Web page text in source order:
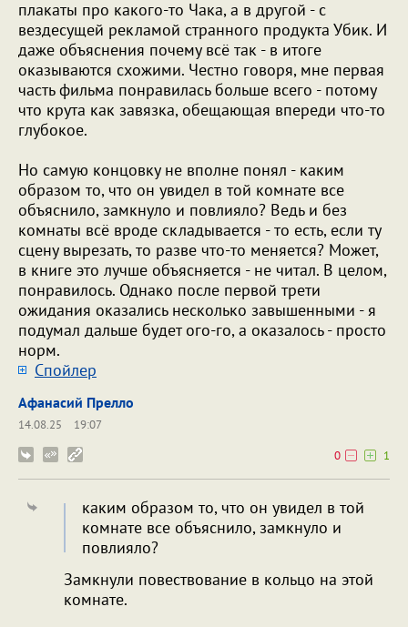
плакаты про какого-то Чака, а в другой - с
вездесущей рекламой странного продукта Убик. И
даже объяснения почему всё так - в итоге
оказываются схожими. Честно говоря, мне первая
часть фильма понравилась больше всего - потому
что крута как завязка, обещающая впереди что-то
глубокое.
Но самую концовку не вполне понял - каким
образом то, что он увидел в той комнате все
объяснило, замкнуло и повлияло? Ведь и без
комнаты всё вроде складывается - то есть, если ту
сцену вырезать, то разве что-то меняется? Может,
в книге это лучше объясняется - не читал. В целом,
понравилось. Однако после первой трети
ожидания оказались несколько завышенными - я
подумал дальше будет ого-го, а оказалось - просто
норм.
Cпойлер
Афанасий Прелло
14.08.25
19:07
0
1
каким образом то, что он увидел в той
комнате все объяснило, замкнуло и
повлияло?
Замкнули повествование в кольцо на этой
комнате.